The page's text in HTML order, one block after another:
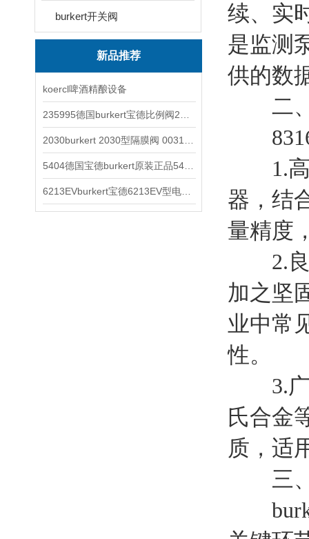
burkert开关阀
新品推荐
koercl啤酒精酿设备
续、实
是监测
供的数
二、
8316
1.高
器，结
量精度
2.良
加之坚
业中常
性。
3.广
氏合金
质，适
三、